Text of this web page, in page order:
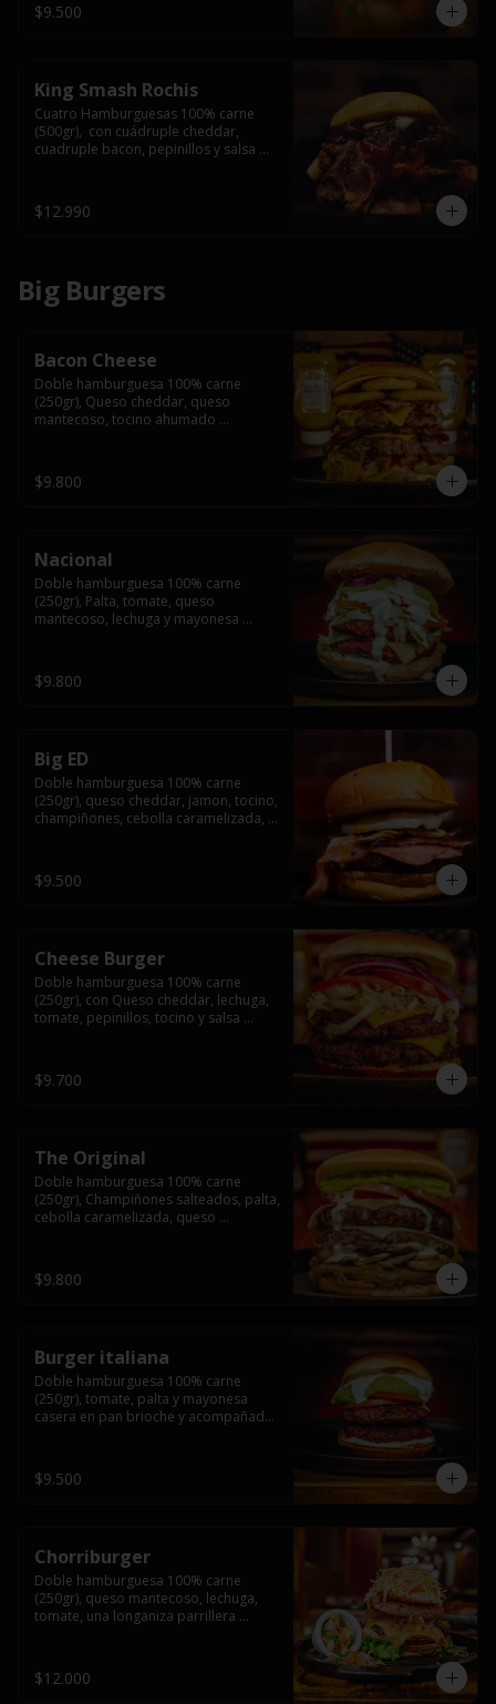
$9.500
King Smash Rochis
Cuatro Hamburguesas 100% carne
(500gr),  con cuádruple cheddar,
cuadruple bacon, pepinillos y salsa
$12.990
Big Burgers
Bacon Cheese
Doble hamburguesa 100% carne
(250gr), Queso cheddar, queso
mantecoso, tocino ahumado
brioche y acompañado de papas
fritas.
$9.800
Nacional
Doble hamburguesa 100% carne
(250gr), Palta, tomate, queso
mantecoso, lechuga y mayonesa
$9.800
Big ED
Doble hamburguesa 100% carne
(250gr), queso cheddar, jamon, tocino,
champiñones, cebolla caramelizada,
$9.500
Cheese Burger
Doble hamburguesa 100% carne
(250gr), con Queso cheddar, lechuga,
tomate, pepinillos, tocino y salsa
$9.700
The Original
Doble hamburguesa 100% carne
(250gr), Champiñones salteados, palta,
cebolla caramelizada, queso
fritas.
$9.800
Burger italiana
Doble hamburguesa 100% carne
(250gr), tomate, palta y mayonesa
casera en pan brioche y acompañado
$9.500
Chorriburger
Doble hamburguesa 100% carne
(250gr), queso mantecoso, lechuga,
tomate, una longaniza parrillera
papas fritas.
$12.000